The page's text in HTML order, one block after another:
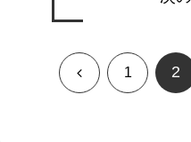
前 1 2